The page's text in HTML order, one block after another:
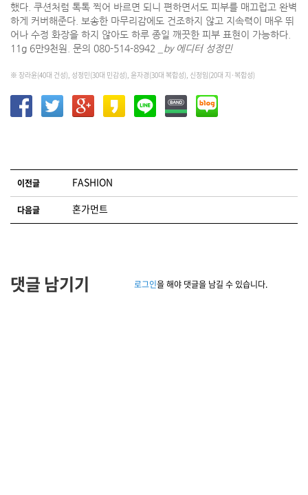
했다. 쿠션처럼 톡톡 찍어 바르면 되니 편하면서도 피부를 매끄럽고 완벽
하게 커버해준다. 보송한 마무리감에도 건조하지 않고 지속력이 매우 뛰
어나 수정 화장을 하지 않아도 하루 종일 깨끗한 피부 표현이 가능하다.
11g 6만9천원. 문의 080-514-8942
_by 에디터 성정민
※ 장라윤(40대 건성), 성정민(30대 민감성), 윤자경(30대 복합성), 신정임(20대 지·복합성)
글 네비게이션
이전글 FASHION
다음글 혼가먼트
댓글 남기기 로그인을 해야 댓글을 남길 수 있습니다.